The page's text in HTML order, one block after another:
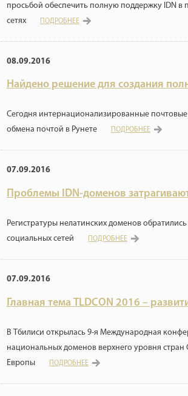
просьбой обеспечить полную поддержку IDN в
сетях
ПОДРОБНЕЕ
08.09.2016
Найдено решение для создания
Сегодня интернационализированные
обмена почтой в Рунете
ПОДРОБНЕЕ
07.09.2016
Проблемы IDN-доменов
Регистратуры нелатинских доменов
социальных сетей
ПОДРОБНЕЕ
07.09.2016
Главная тема TLDCON 2016 –
В Тбилиси открылась 9-я Международная
национальных доменов верхнего уровня
Европы
ПОДРОБНЕЕ